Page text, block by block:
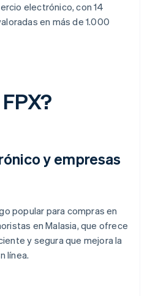
electrónico, con 14
en más de 1.000
y empresas
popular para compras en
en Malasia, que ofrece
y segura que mejora la
línea.